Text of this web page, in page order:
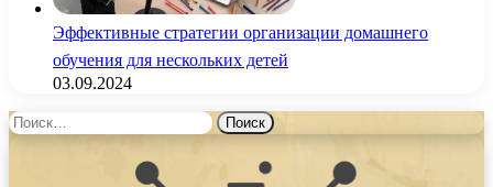
Эффективные стратегии организации домашнего
обучения для нескольких детей
03.09.2024
Найти: